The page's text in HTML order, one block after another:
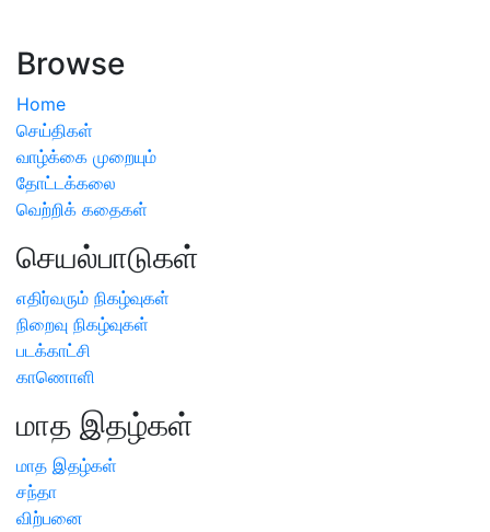
Browse
Home
செய்திகள்
வாழ்க்கை முறையும்
தோட்டக்கலை
வெற்றிக் கதைகள்
செயல்பாடுகள்
எதிர்வரும் நிகழ்வுகள்
நிறைவு நிகழ்வுகள்
படக்காட்சி
காணொளி
மாத இதழ்கள்
மாத இதழ்கள்
சந்தா
விற்பனை